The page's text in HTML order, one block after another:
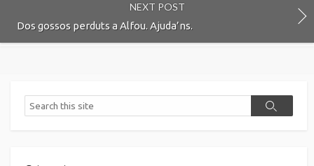
NEXT POST
Dos gossos perduts a Alfou. Ajuda’ns.
Search
Search